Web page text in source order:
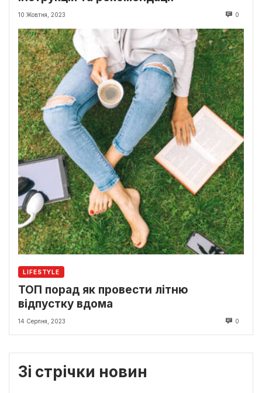
10 Жовтня, 2023 0
LIFESTYLE
ТОП порад як провести літню
відпустку вдома
14 Серпня, 2023 0
Зі стрічки новин